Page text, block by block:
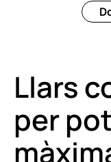
Llars
per